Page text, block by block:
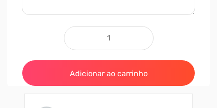
500 Curtidas quantidade
Adicionar ao carrinho